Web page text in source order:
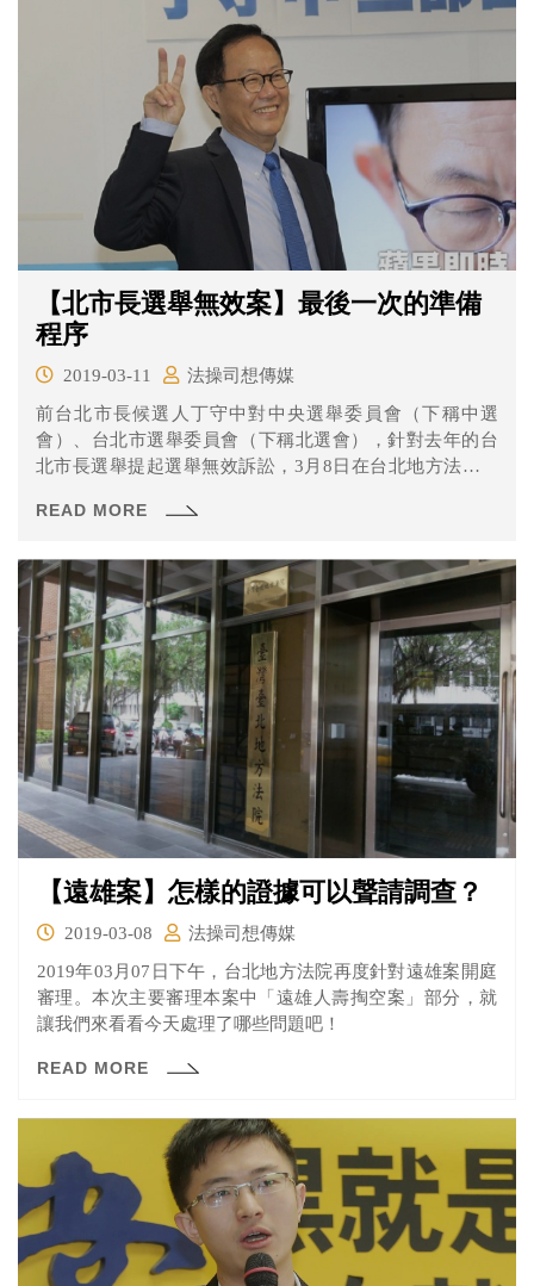
【北市長選舉無效案】最後一次的準備
程序
2019-03-11
法操司想傳媒
前台北市長候選人丁守中對中央選舉委員會（下稱中選
會）、台北市選舉委員會（下稱北選會），針對去年的台
北市長選舉提起選舉無效訴訟，3月8日在台北地方法院進
起來看看本次庭期發生了什麼事吧！
READ MORE
【遠雄案】怎樣的證據可以聲請調查？
2019-03-08
法操司想傳媒
2019年03月07日下午，台北地方法院再度針對遠雄案開庭
審理。本次主要審理本案中「遠雄人壽掏空案」部分，就
讓我們來看看今天處理了哪些問題吧！
READ MORE